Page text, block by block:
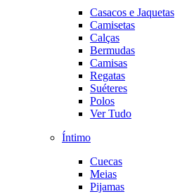
Casacos e Jaquetas
Camisetas
Calças
Bermudas
Camisas
Regatas
Suéteres
Polos
Ver Tudo
Íntimo
Cuecas
Meias
Pijamas